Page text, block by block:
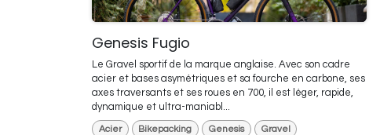
Genesis Fugio
Le Gravel sportif de la marque anglaise. Avec son cadre
acier et bases asymétriques et sa fourche en carbone, ses
axes traversants et ses roues en 700, il est léger, rapide,
dynamique et ultra-maniabl...
Acier Bikepacking Genesis Gravel